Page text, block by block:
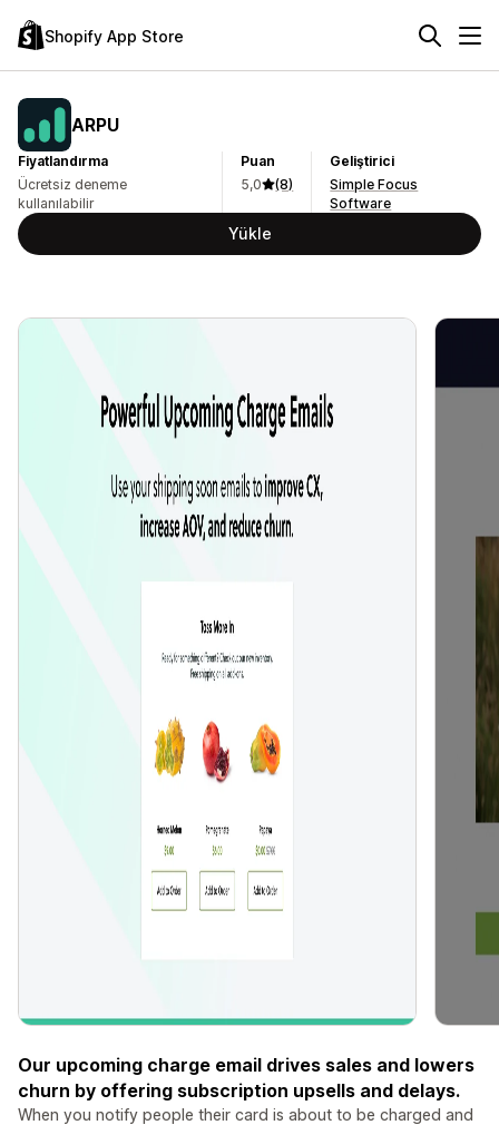
Shopify App Store
ARPU
Fiyatlandırma
Ücretsiz deneme
kullanılabilir
Puan
5,0
(8)
Geliştirici
Simple Focus
Software
Yükle
Our upcoming charge email drives sales and lowers
churn by offering subscription upsells and delays.
When you notify people their card is about to be charged and